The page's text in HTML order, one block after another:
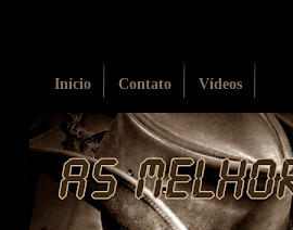
Início Contato Vídeos